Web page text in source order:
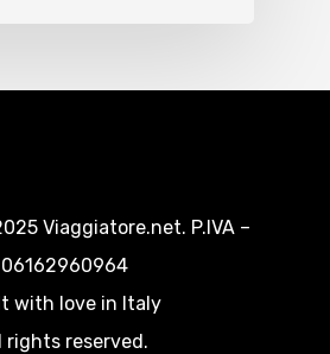
Viaggiatore.net. P.IVA –
06162960964
with love in Italy
rights reserved.